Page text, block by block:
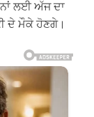
ਲਈ ਅੱਜ ਦਾ
ਦੇ ਮੌਕੇ ਹੋਣਗੇ।